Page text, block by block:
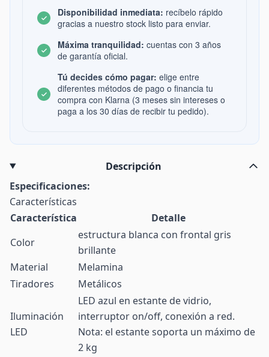
Disponibilidad inmediata: recíbelo rápido
gracias a nuestro stock listo para enviar.
Máxima tranquilidad: cuentas con 3 años
de garantía oficial.
Tú decides cómo pagar: elige entre
diferentes métodos de pago o financia tu
compra con Klarna (3 meses sin intereses o
paga a los 30 días de recibir tu pedido).
Descripción
Especificaciones:
Características
Característica
Detalle
Color
estructura blanca con frontal gris
brillante
Material
Melamina
Tiradores
Metálicos
Iluminación
LED
LED azul en estante de vidrio,
interruptor on/off, conexión a red.
Nota: el estante soporta un máximo de
2 kg